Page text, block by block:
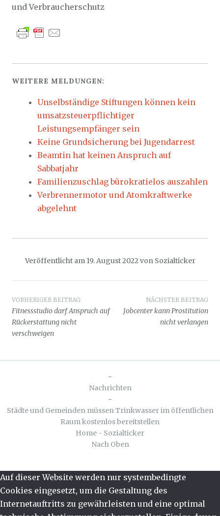
und Verbraucherschutz
WEITERE MELDUNGEN:
Unselbständige Stiftungen können kein
umsatzsteuerpflichtiger
Leistungsempfänger sein
Keine Grundsicherung bei Jugendarrest
Beamtin hat keinen Anspruch auf
Sabbatjahr
Familienzuschlag bürokratielos auszahlen
Verbrennermotor und Atomkraftwerke
abgelehnt
Veröffentlicht am 19. August 2022 von Sozialticker
Beitragsnavigation
VORHERIGER BEITRAG
Fitnessstudio darf Anspruch auf
Rückerstattung nicht
verschweigen
NÄCHSTER BEITRAG
Jobcenter kann Prostitution
nicht verlangen
-
Nachrichten
-
Städte und Gemeinden müssen Trinkwasser im öffentlichen
Raum kostenlos bereitstellen
Home - Sozialticker
Nach Oben
Auf dieser Website werden nur systembedingte
Cookies eingesetzt, um die Gestaltung des
Internetauftritts zu gewährleisten und eine optimal